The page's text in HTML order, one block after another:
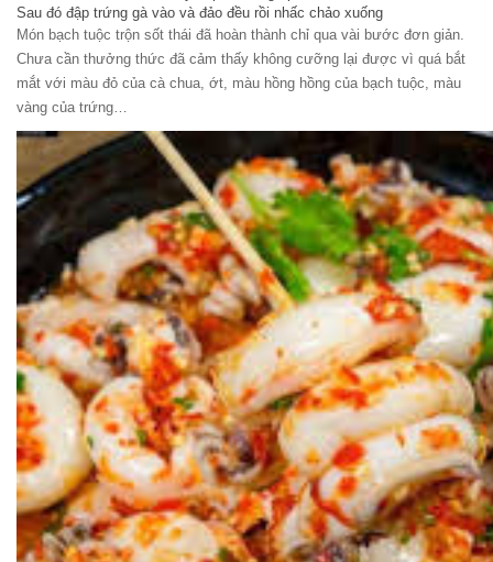
Sau đó đập trứng gà vào và đảo đều rồi nhấc chảo xuống
Món bạch tuộc trộn sốt thái đã hoàn thành chỉ qua vài bước đơn giản.
Chưa cần thưởng thức đã cảm thấy không cưỡng lại được vì quá bắt
mắt với màu đỏ của cà chua, ớt, màu hồng hồng của bạch tuộc, màu
vàng của trứng…